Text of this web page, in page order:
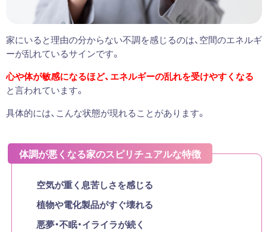
家にいると理由の分からない不調を感じるのは、空間のエネルギ
ーが乱れているサインです。
心や体が敏感になるほど、エネルギーの乱れを受けやすくなる
と言われています。
具体的には、こんな状態が現れることがあります。
体調が悪くなる家のスピリチュアルな特徴
空気が重く息苦しさを感じる
植物や電化製品がすぐ壊れる
悪夢・不眠・イライラが続く